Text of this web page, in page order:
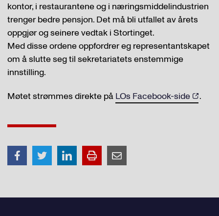
kontor, i restaurantene og i næringsmiddelindustrien
trenger bedre pensjon. Det må bli utfallet av årets
oppgjør og seinere vedtak i Stortinget.
Med disse ordene oppfordrer eg representantskapet
om å slutte seg til sekretariatets enstemmige
innstilling.
Møtet strømmes direkte på LOs Facebook-side .